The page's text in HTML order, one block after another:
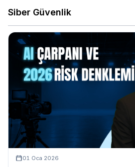
Siber Güvenlik
01 Oca 2026